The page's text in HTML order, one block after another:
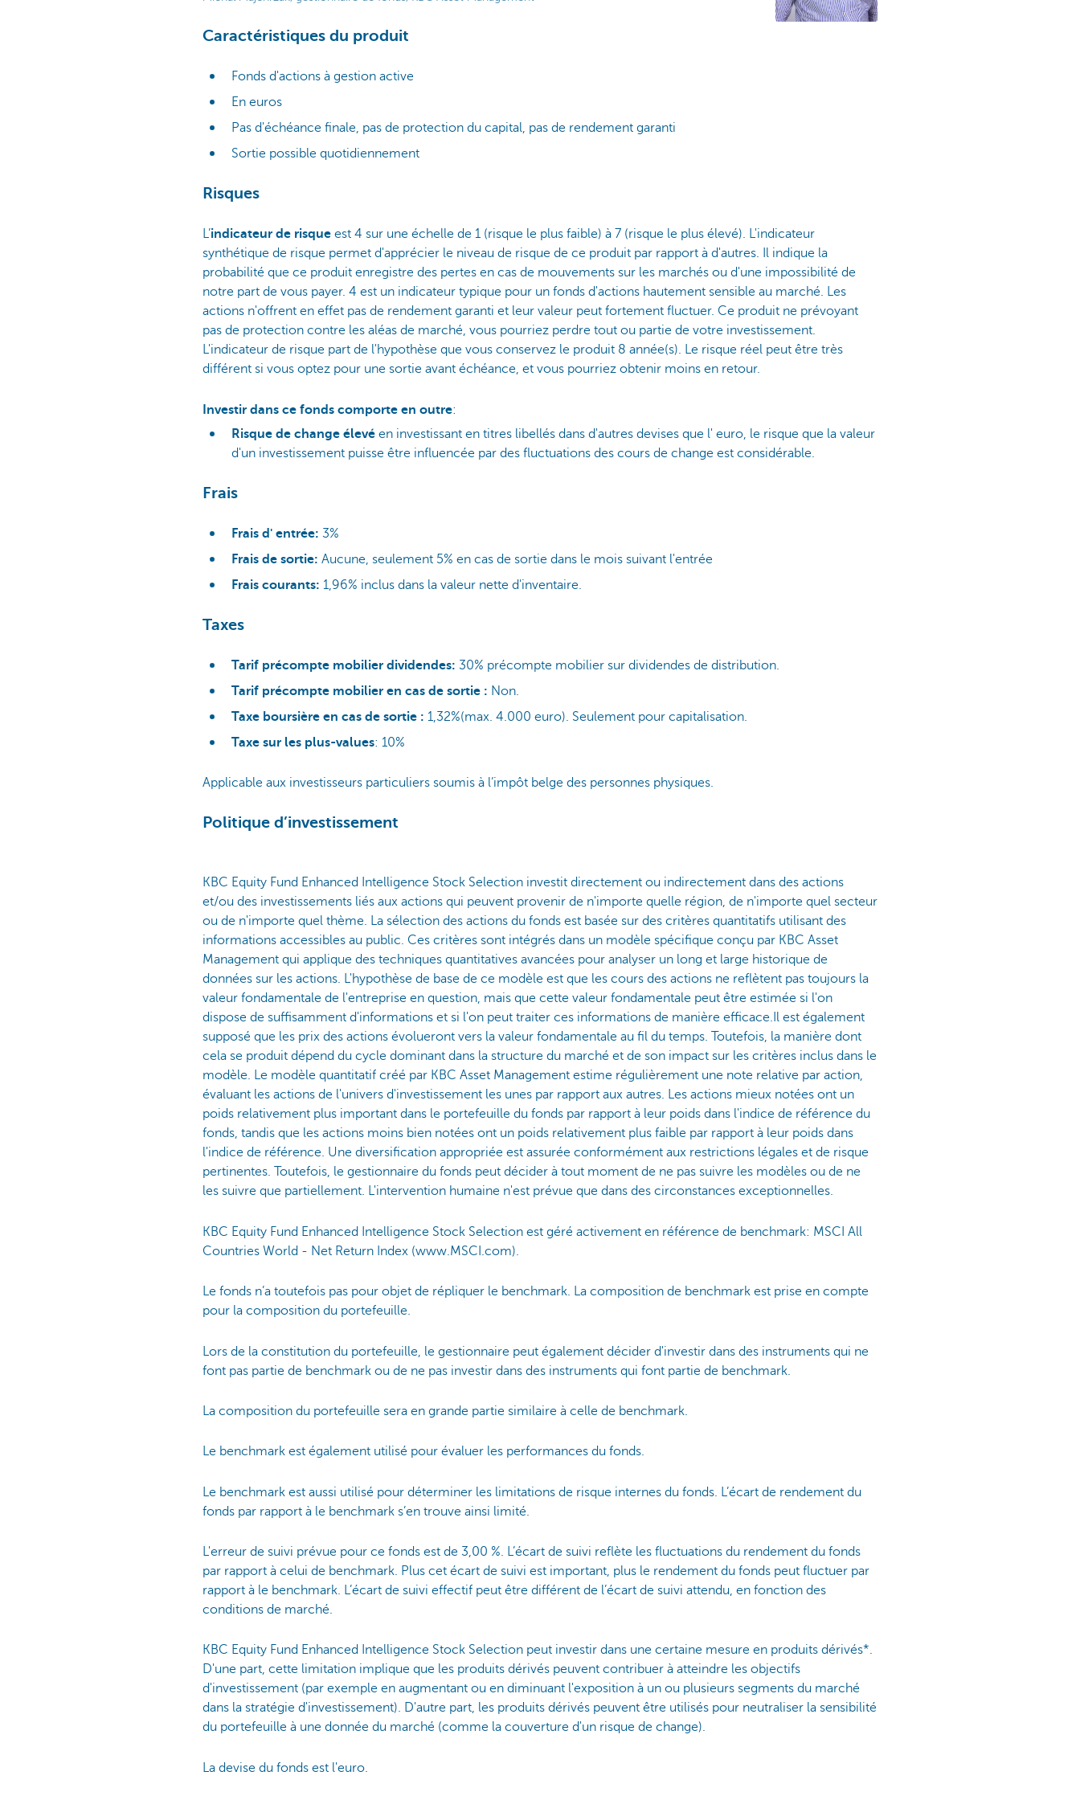
Caractéristiques du produit
Fonds d'actions à gestion active
En euros
Pas d'échéance finale, pas de protection du capital, pas de rendement garanti
Sortie possible quotidiennement
Risques
L’indicateur de risque est 4 sur une échelle de 1 (risque le plus faible) à 7 (risque le plus élevé). L'indicateur
synthétique de risque permet d'apprécier le niveau de risque de ce produit par rapport à d'autres. Il indique la
probabilité que ce produit enregistre des pertes en cas de mouvements sur les marchés ou d'une impossibilité de
notre part de vous payer. 4 est un indicateur typique pour un fonds d'actions hautement sensible au marché. Les
actions n'offrent en effet pas de rendement garanti et leur valeur peut fortement fluctuer. Ce produit ne prévoyant
pas de protection contre les aléas de marché, vous pourriez perdre tout ou partie de votre investissement.
L'indicateur de risque part de l'hypothèse que vous conservez le produit 8 année(s). Le risque réel peut être très
différent si vous optez pour une sortie avant échéance, et vous pourriez obtenir moins en retour.
Investir dans ce fonds comporte en outre:
Risque de change élevé en investissant en titres libellés dans d'autres devises que l' euro, le risque que la valeur
d'un investissement puisse être influencée par des fluctuations des cours de change est considérable.
Frais
Frais d' entrée: 3%
Frais de sortie: Aucune, seulement 5% en cas de sortie dans le mois suivant l'entrée
Frais courants: 1,96% inclus dans la valeur nette d'inventaire.
Taxes
Tarif précompte mobilier dividendes: 30% précompte mobilier sur dividendes de distribution.​
Tarif précompte mobilier en cas de sortie : Non.
Taxe boursière en cas de sortie : 1,32%(max. 4.000 euro). Seulement pour capitalisation.​
Taxe sur les plus-values: 10%
Applicable aux investisseurs particuliers soumis à l’impôt belge des personnes physiques.
Politique d’investissement
KBC Equity Fund Enhanced Intelligence Stock Selection investit directement ou indirectement dans des actions
et/ou des investissements liés aux actions qui peuvent provenir de n'importe quelle région, de n'importe quel secteur
ou de n'importe quel thème. La sélection des actions du fonds est basée sur des critères quantitatifs utilisant des
informations accessibles au public. Ces critères sont intégrés dans un modèle spécifique conçu par KBC Asset
Management qui applique des techniques quantitatives avancées pour analyser un long et large historique de
données sur les actions. L'hypothèse de base de ce modèle est que les cours des actions ne reflètent pas toujours la
valeur fondamentale de l'entreprise en question, mais que cette valeur fondamentale peut être estimée si l'on
dispose de suffisamment d'informations et si l'on peut traiter ces informations de manière efficace.Il est également
supposé que les prix des actions évolueront vers la valeur fondamentale au fil du temps. Toutefois, la manière dont
cela se produit dépend du cycle dominant dans la structure du marché et de son impact sur les critères inclus dans le
modèle. Le modèle quantitatif créé par KBC Asset Management estime régulièrement une note relative par action,
évaluant les actions de l'univers d'investissement les unes par rapport aux autres. Les actions mieux notées ont un
poids relativement plus important dans le portefeuille du fonds par rapport à leur poids dans l'indice de référence du
fonds, tandis que les actions moins bien notées ont un poids relativement plus faible par rapport à leur poids dans
l'indice de référence. Une diversification appropriée est assurée conformément aux restrictions légales et de risque
pertinentes. Toutefois, le gestionnaire du fonds peut décider à tout moment de ne pas suivre les modèles ou de ne
les suivre que partiellement. L'intervention humaine n'est prévue que dans des circonstances exceptionnelles.
KBC Equity Fund Enhanced Intelligence Stock Selection est géré activement en référence de benchmark: MSCI All
Countries World - Net Return Index (www.MSCI.com).
Le fonds n’a toutefois pas pour objet de répliquer le benchmark. La composition de benchmark est prise en compte
pour la composition du portefeuille.
Lors de la constitution du portefeuille, le gestionnaire peut également décider d'investir dans des instruments qui ne
font pas partie de benchmark ou de ne pas investir dans des instruments qui font partie de benchmark.
La composition du portefeuille sera en grande partie similaire à celle de benchmark.
Le benchmark est également utilisé pour évaluer les performances du fonds.
Le benchmark est aussi utilisé pour déterminer les limitations de risque internes du fonds. L’écart de rendement du
fonds par rapport à le benchmark s’en trouve ainsi limité.
L'erreur de suivi prévue pour ce fonds est de 3,00 %. L’écart de suivi reflète les fluctuations du rendement du fonds
par rapport à celui de benchmark. Plus cet écart de suivi est important, plus le rendement du fonds peut fluctuer par
rapport à le benchmark. L’écart de suivi effectif peut être différent de l’écart de suivi attendu, en fonction des
conditions de marché.
KBC Equity Fund Enhanced Intelligence Stock Selection peut investir dans une certaine mesure en produits dérivés*.
D'une part, cette limitation implique que les produits dérivés peuvent contribuer à atteindre les objectifs
d'investissement (par exemple en augmentant ou en diminuant l'exposition à un ou plusieurs segments du marché
dans la stratégie d'investissement). D'autre part, les produits dérivés peuvent être utilisés pour neutraliser la sensibilité
du portefeuille à une donnée du marché (comme la couverture d'un risque de change).
La devise du fonds est l'euro.